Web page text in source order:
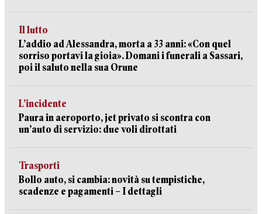
Il lutto
L’addio ad Alessandra, morta a 33 anni: «Con quel
sorriso portavi la gioia». Domani i funerali a Sassari,
poi il saluto nella sua Orune
L’incidente
Paura in aeroporto, jet privato si scontra con
un’auto di servizio: due voli dirottati
Trasporti
Bollo auto, si cambia: novità su tempistiche,
scadenze e pagamenti – I dettagli